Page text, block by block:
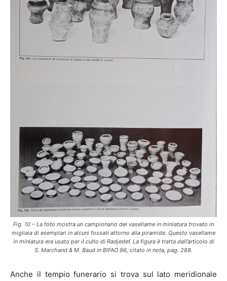
Fig. 10 – La foto mostra un campionario del vasellame in miniatura trovato in
migliaia di esemplari in alcuni fossati attorno alla piramide. Questo vasellame
in miniatura era usato per il culto di Radjedef. La figura è tratta dall’articolo di
S. Marchand & M. Baud in BIFAO 96, citato in nota, pag. 288.
Anche il tempio funerario si trova sul lato meridionale